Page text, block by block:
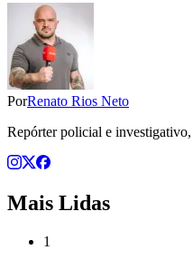
PorRenato Rios Neto
Repórter policial e
Mais Lidas
1